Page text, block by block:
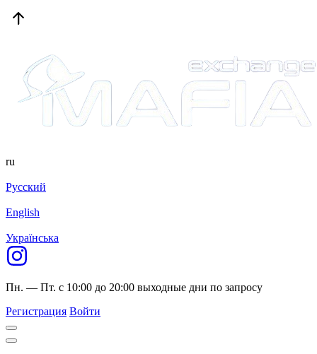
ru
Русский
English
Українська
Пн. — Пт. с 10:00 до 20:00 выходные дни по запросу
Регистрация Войти